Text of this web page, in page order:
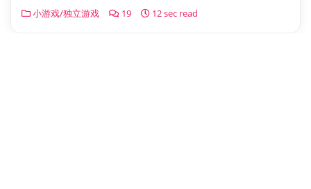
小游戏/独立游戏 19 12 sec read